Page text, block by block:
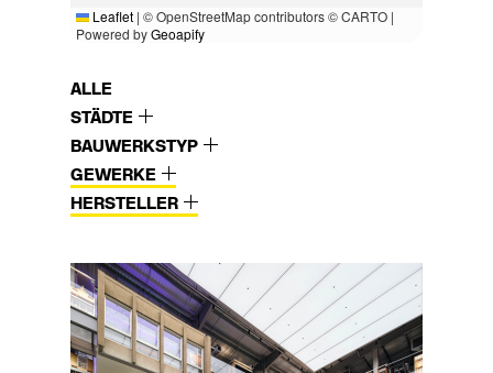
Leaflet | © OpenStreetMap contributors © CARTO |
Powered byGeoapify
ALLE
STÄDTE
BAUWERKSTYP
GEWERKE
HERSTELLER